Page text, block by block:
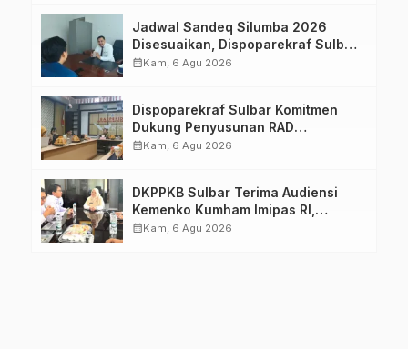
Jadwal Sandeq Silumba 2026
Disesuaikan, Dispoparekraf Sulbar
Pastikan Persiapan Tetap
calendar_monthKam, 6 Agu 2026
Dispoparekraf Sulbar Komitmen
Dukung Penyusunan RAD
TPB/SDGs Sulawesi Barat
calendar_monthKam, 6 Agu 2026
DKPPKB Sulbar Terima Audiensi
Kemenko Kumham Imipas RI,
Perkuat Pelayanan Kesehatan bagi
calendar_monthKam, 6 Agu 2026